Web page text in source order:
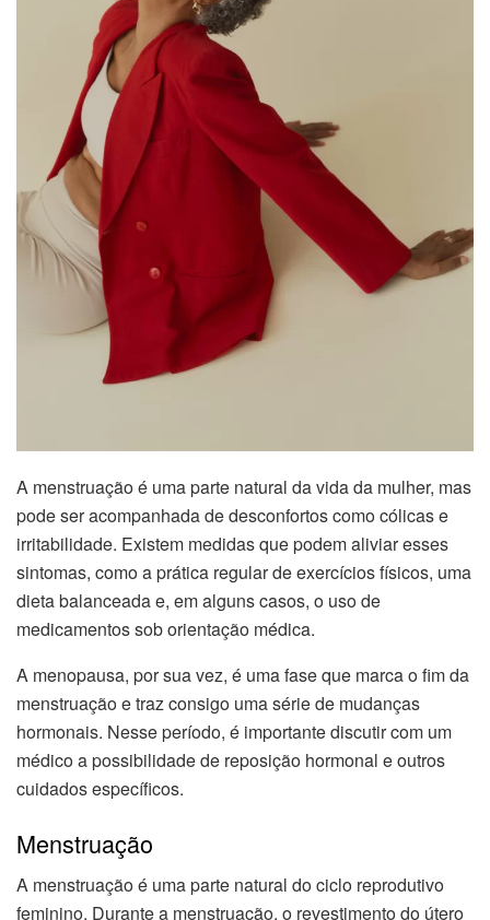
A menstruação é uma parte natural da vida da mulher, mas
pode ser acompanhada de desconfortos como cólicas e
irritabilidade. Existem medidas que podem aliviar esses
sintomas, como a prática regular de exercícios físicos, uma
dieta balanceada e, em alguns casos, o uso de
medicamentos sob orientação médica.
A menopausa, por sua vez, é uma fase que marca o fim da
menstruação e traz consigo uma série de mudanças
hormonais. Nesse período, é importante discutir com um
médico a possibilidade de reposição hormonal e outros
cuidados específicos.
Menstruação
A menstruação é uma parte natural do ciclo reprodutivo
feminino. Durante a menstruação, o revestimento do útero